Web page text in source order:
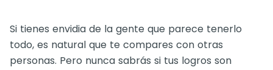
Si tienes envidia de la gente que parece tenerlo
todo, es natural que te compares con otras
personas. Pero nunca sabrás si tus logros son